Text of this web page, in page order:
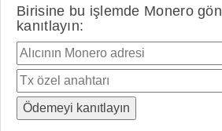
Birisine bu işlemde Monero
kanıtlayın: